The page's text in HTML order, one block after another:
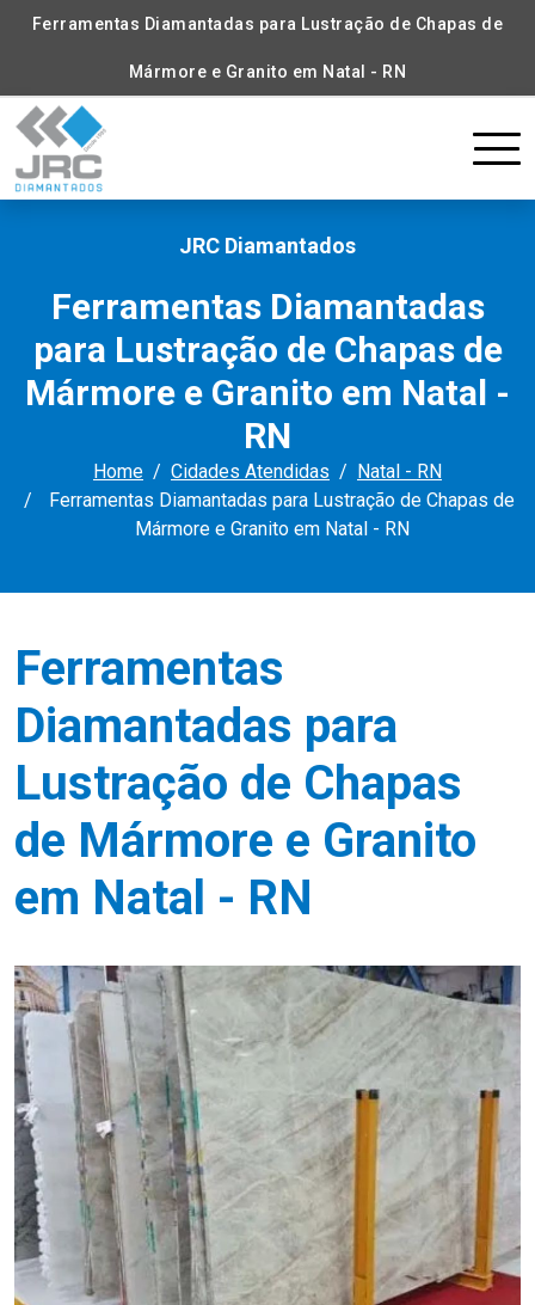
Ferramentas Diamantadas para Lustração de Chapas de
Mármore e Granito em Natal - RN
JRC Diamantados
Ferramentas Diamantadas
para Lustração de Chapas de
Mármore e Granito em Natal -
RN
Home Cidades Atendidas
Natal - RN
Ferramentas Diamantadas para Lustração de Chapas de
Mármore e Granito em Natal - RN
Ferramentas
Diamantadas para
Lustração de Chapas
de Mármore e Granito
em Natal - RN